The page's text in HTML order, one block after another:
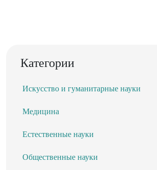
Категории
Искусство и гуманитарные науки
Медицина
Естественные науки
Общественные науки